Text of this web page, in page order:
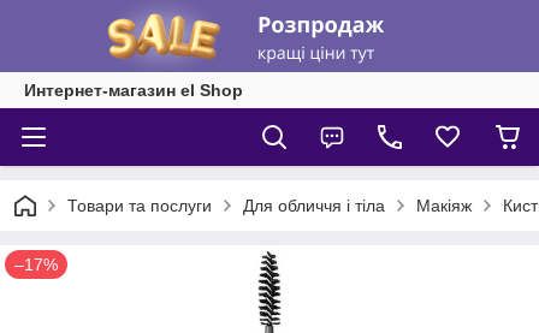
Интернет-магазин el Shop
Товари та послуги Для обличчя і тіла Макіяж
–17%